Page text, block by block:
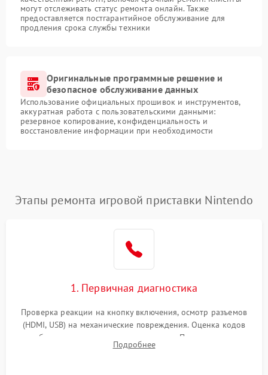
могут отслеживать статус ремонта онлайн. Также
предоставляется постгарантийное обслуживание для
продления срока службы техники
Оригинальные программные решение и
безопасное обслуживание данных
Использование официальных прошивок и инструментов,
аккуратная работа с пользовательскими данными:
резервное копирование, конфиденциальность и
восстановление информации при необходимости
Этапы ремонта игровой приставки Nintendo
1. Первичная диагностика
Проверка реакции на кнопку включения, осмотр разъемов
(HDMI, USB) на механические повреждения. Оценка кодов
ошибок на экране или по индикаторам. Проверка чтения
дисков, работы геймпадов и наличия гарантийных пломб.
Подробнее